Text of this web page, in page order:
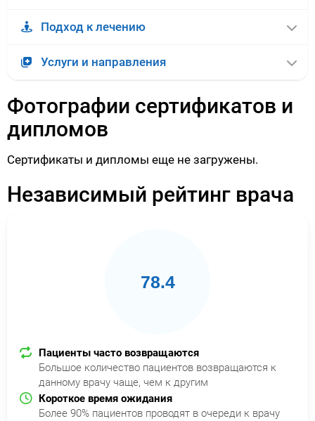
Подход к лечению
Услуги и направления
Фотографии сертификатов и
дипломов
Сертификаты и дипломы еще не загружены.
Независимый рейтинг врача
78.4
Пациенты часто возвращаются
Большое количество пациентов возвращаются к
данному врачу чаще, чем к другим
Короткое время ожидания
Более 90% пациентов проводят в очереди к врачу